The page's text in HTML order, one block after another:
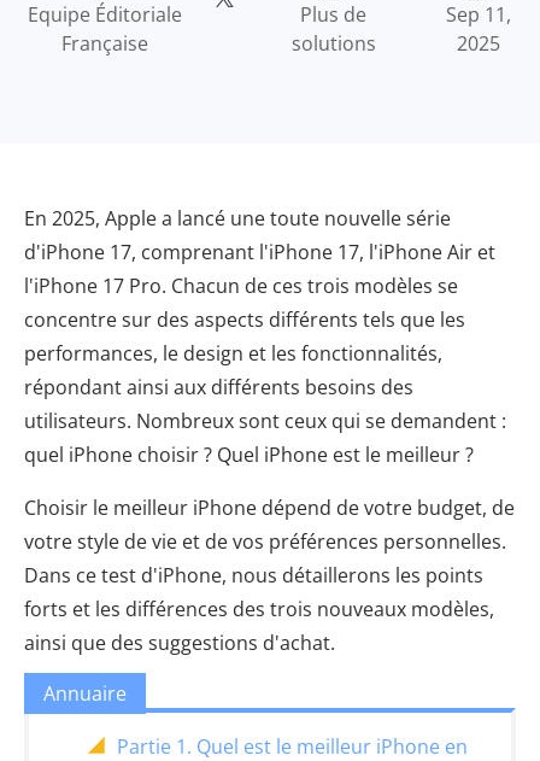
Equipe Éditoriale
Française
Plus de
solutions
Sep 11,
2025
En 2025, Apple a lancé une toute nouvelle série
d'iPhone 17, comprenant l'iPhone 17, l'iPhone Air et
l'iPhone 17 Pro. Chacun de ces trois modèles se
concentre sur des aspects différents tels que les
performances, le design et les fonctionnalités,
répondant ainsi aux différents besoins des
utilisateurs. Nombreux sont ceux qui se demandent :
quel iPhone choisir ? Quel iPhone est le meilleur ?
Choisir le meilleur iPhone dépend de votre budget, de
votre style de vie et de vos préférences personnelles.
Dans ce test d'iPhone, nous détaillerons les points
forts et les différences des trois nouveaux modèles,
ainsi que des suggestions d'achat.
Annuaire
Partie 1. Quel est le meilleur iPhone en